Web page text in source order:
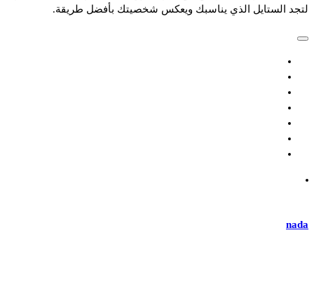
لتجد الستايل الذي يناسبك ويعكس شخصيتك بأفضل طريقة.
nada